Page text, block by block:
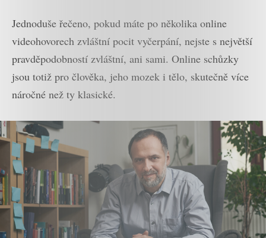
Jednoduše řečeno, pokud máte po několika online
videohovorech zvláštní pocit vyčerpání, nejste s největší
pravděpodobností zvláštní, ani sami. Online schůzky
jsou totiž pro člověka, jeho mozek i tělo, skutečně více
náročné než ty klasické.